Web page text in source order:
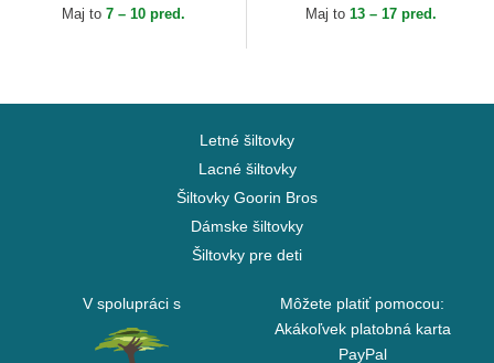
Seattle Seahawks NFL New
Maj to 7 – 10 pred. Maj to 13 – 17 pred.
Letné šiltovky
Lacné šiltovky
Šiltovky Goorin Bros
Dámske šiltovky
Šiltovky pre deti
V spolupráci s
Môžete platiť pomocou:
Akákoľvek platobná karta
PayPal